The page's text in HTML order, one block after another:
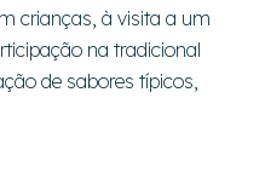
crianças, à visita a um
na tradicional
de sabores típicos,